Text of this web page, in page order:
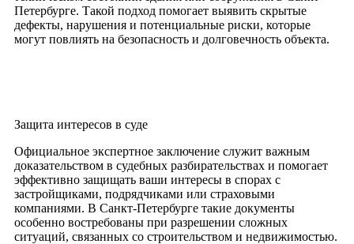
Петербурге. Такой подход помогает выявить скрытые
дефекты, нарушения и потенциальные риски, которые
могут повлиять на безопасность и долговечность объекта.
Защита интересов в суде
Официальное экспертное заключение служит важным
доказательством в судебных разбирательствах и помогает
эффективно защищать ваши интересы в спорах с
застройщиками, подрядчиками или страховыми
компаниями. В Санкт-Петербурге такие документы
особенно востребованы при разрешении сложных
ситуаций, связанных со строительством и недвижимостью.